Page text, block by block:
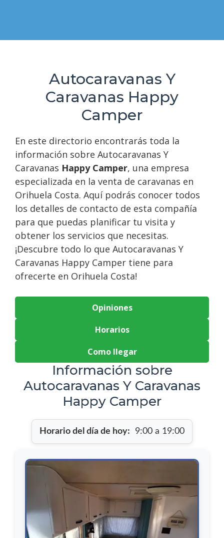
Autocaravanas Y
Caravanas Happy
Camper
En este directorio encontrarás toda la
información sobre Autocaravanas Y
Caravanas Happy Camper, una empresa
especializada en la venta de caravanas en
Orihuela Costa. Aquí podrás conocer todos
los detalles de contacto de esta compañía
para que puedas planificar tu visita y
obtener los servicios que necesitas.
¡Descubre todo lo que Autocaravanas Y
Caravanas Happy Camper tiene para
ofrecerte en Orihuela Costa!
Opiniones
Horarios
Como llegar
Información sobre
Autocaravanas Y Caravanas
Happy Camper
Horario del día de hoy: 9:00 a 19:00